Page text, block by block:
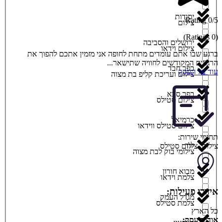
צילום
צילום וידאו
צילום ועריכת קליפ בת מצוה
צילום סטילס
צילום סטילס ווידאו
צילומי בוק לבת מצוה
צלמת וידאו
צלמת סטילס
יסודות
ירושלים והסביבה
כפר חבד
כפר סבא
כרמיאל
לוד
מבוא חורון
מגדל העמק
0/5 Rating
(0 Ratings)
ברגע שבו אתם עומדים מתחת לחופה אני מזמין אתכם להפוך את
הרגעים המקודשים לחוויה שתישאר...
עוד על העסק
תחומי שירות:
צילום, צילום סטילס
איזורי פעילות:
כל הארץ
אודות עסק: